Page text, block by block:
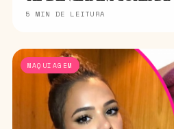
5 MIN DE LEITURA
MAQUIAGEM